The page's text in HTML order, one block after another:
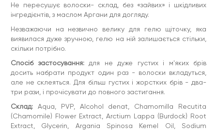
Не пересушує волоски- склад, без «зайвих» і шкідливих
інгредієнтів, з маслом Аргани для догляду.
Незважаючи на незвично велику для гелю щіточку, яка
виявилася дуже зручною, гелю на ній залишається стільки,
скільки потрібно.
Спосіб застосування:для не дуже густих і м'яких брів
досить набрати продукт один раз - волоски вкладуться,
але не склеяться. Для більш густих і жорстких брів - два-
три рази, і прочісувати до повного застигання.
Склад: Aqua, PVP, Alcohol denat, Chamomilla Recutita
(Chamomile) Flower Extract, Arctium Lappa (Burdock) Root
Extract, Glycerin, Argania Spinosa Kernel Oil, Sodium